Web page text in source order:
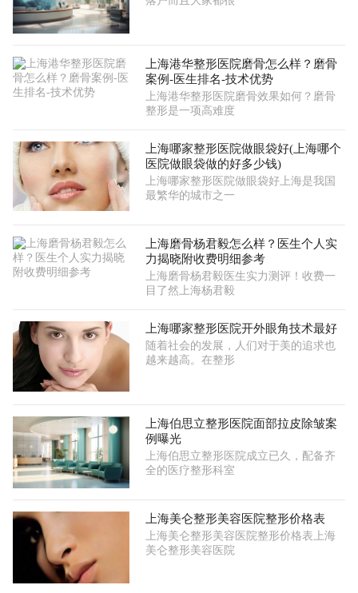
上海港华整形医院磨骨怎么样？磨骨
案例-医生排名-技术优势
上海港华整形医院磨骨效果如何？磨骨
整形是一项高难度
上海哪家整形医院做眼袋好(上海哪个
医院做眼袋做的好多少钱)
上海哪家整形医院做眼袋好上海是我国
最繁华的城市之一
上海磨骨杨君毅怎么样？医生个人实
力揭晓附收费明细参考
上海磨骨杨君毅医生实力测评！收费一
目了然上海杨君毅
上海哪家整形医院开外眼角技术最好
随着社会的发展，人们对于美的追求也
越来越高。在整形
上海伯思立整形医院面部拉皮除皱案
例曝光
上海伯思立整形医院成立已久，配备齐
全的医疗整形科室
上海美仑整形美容医院整形价格表
上海美仑整形美容医院整形价格表上海
美仑整形美容医院